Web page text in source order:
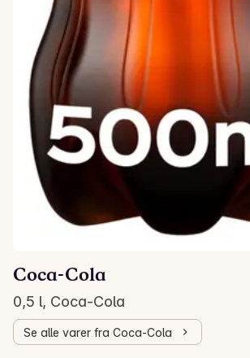
Coca-Cola
0,5 l, Coca-Cola
Se alle varer fra Coca-Cola